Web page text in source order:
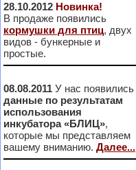
28.10.2012 Новинка!
В продаже появились
кормушки для птиц, двух
видов - бункерные и
простые.
08.08.2011 У нас появились
данные по результатам
использования
инкубатора «БЛИЦ»,
которые мы представляем
вашему вниманию. Далее...